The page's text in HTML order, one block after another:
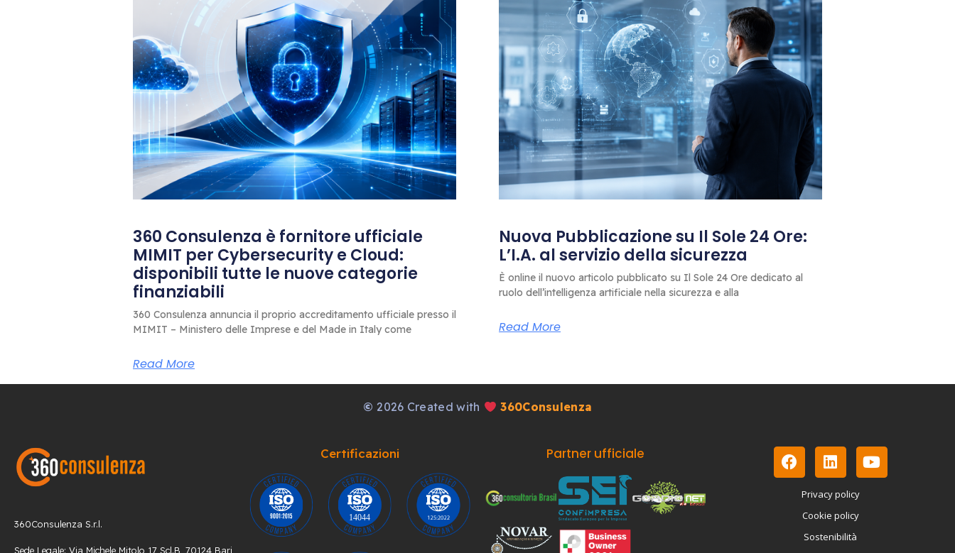
360 Consulenza è fornitore ufficiale
MIMIT per Cybersecurity e Cloud:
disponibili tutte le nuove categorie
finanziabili
360 Consulenza annuncia il proprio accreditamento ufficiale presso il
MIMIT – Ministero delle Imprese e del Made in Italy come
Read More
Nuova Pubblicazione su Il Sole 24 Ore:
L’I.A. al servizio della sicurezza
È online il nuovo articolo pubblicato su Il Sole 24 Ore dedicato al
ruolo dell’intelligenza artificiale nella sicurezza e alla
Read More
© 2026 Created with 360Consulenza
360Consulenza S.r.l.
Sede Legale: Via Michele Mitolo 17 Scl.B, 70124 Bari
Certificazioni Partner ufficiale
Privacy policy
Cookie policy
Sostenibilità